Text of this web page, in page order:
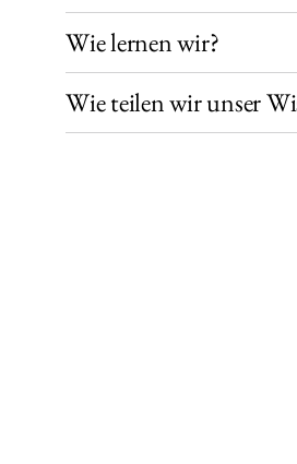
Wie lernen wir?
Wie teilen wir unser